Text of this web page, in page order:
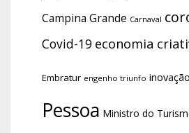
Campina Grande Carnaval
Covid-19 economia
Embratur engenho triunfo inovação
Pessoa Ministro do